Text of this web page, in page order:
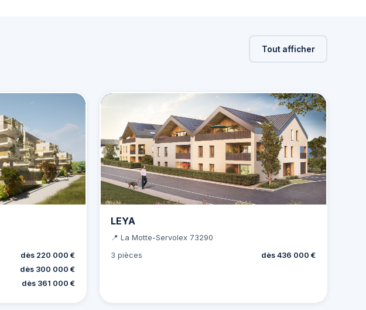
Tout afficher
dès 220 000 €
dès 300 000 €
dès 361 000 €
LEYA
📍 La Motte-Servolex 73290
3 pièces
dès 436 000 €